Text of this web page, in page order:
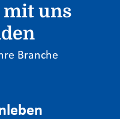
mit uns
Branche